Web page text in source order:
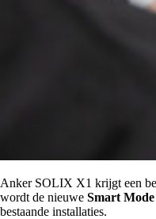
Anker SOLIX X1 krijgt een
wordt de nieuwe Smart
bestaande installaties.